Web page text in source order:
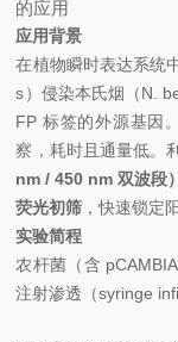
的应用
应用背景
在植物瞬时表达系统
s）侵染本氏烟（N.
FP 标签的外源基因
察，耗时且通量低。
nm / 450 nm 双波段）
荧光初筛 ，快速锁定
实验简程
农杆菌（含
注射渗透（syringe